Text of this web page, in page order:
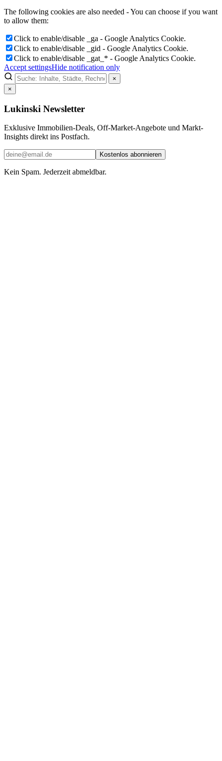
The following cookies are also needed - You can choose if you want
to allow them:
Click to enable/disable _ga - Google Analytics Cookie.
Click to enable/disable _gid - Google Analytics Cookie.
Click to enable/disable _gat_* - Google Analytics Cookie.
Accept settingsHide notification only
×
×
Lukinski Newsletter
Exklusive Immobilien-Deals, Off-Market-Angebote und Markt-
Insights direkt ins Postfach.
Kostenlos abonnieren
Kein Spam. Jederzeit abmeldbar.